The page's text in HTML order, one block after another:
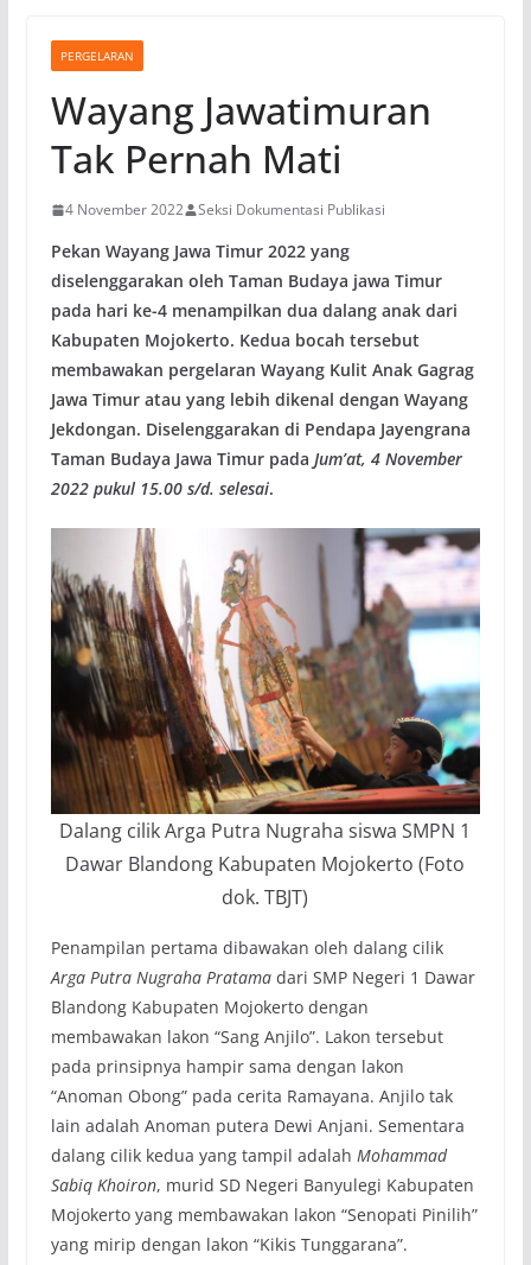
PERGELARAN
Wayang Jawatimuran
Tak Pernah Mati
4 November 2022 Seksi Dokumentasi Publikasi
Pekan Wayang Jawa Timur 2022 yang
diselenggarakan oleh Taman Budaya jawa Timur
pada hari ke-4 menampilkan dua dalang anak dari
Kabupaten Mojokerto. Kedua bocah tersebut
membawakan pergelaran Wayang Kulit Anak Gagrag
Jawa Timur atau yang lebih dikenal dengan Wayang
Jekdongan. Diselenggarakan di Pendapa Jayengrana
Taman Budaya Jawa Timur pada Jum’at, 4 November
2022 pukul 15.00 s/d. selesai.
Dalang cilik Arga Putra Nugraha siswa SMPN 1
Dawar Blandong Kabupaten Mojokerto (Foto
dok. TBJT)
Penampilan pertama dibawakan oleh dalang cilik
Arga Putra Nugraha Pratamadari SMP Negeri 1 Dawar
Blandong Kabupaten Mojokerto dengan
membawakan lakon “Sang Anjilo”. Lakon tersebut
pada prinsipnya hampir sama dengan lakon
“Anoman Obong” pada cerita Ramayana. Anjilo tak
lain adalah Anoman putera Dewi Anjani. Sementara
dalang cilik kedua yang tampil adalah Mohammad
Sabiq Khoiron, murid SD Negeri Banyulegi Kabupaten
Mojokerto yang membawakan lakon “Senopati Pinilih”
yang mirip dengan lakon “Kikis Tunggarana”.